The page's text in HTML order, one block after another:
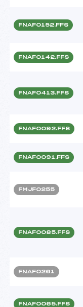
FNAF0152.FFS
FNAF0142.FFS
FNAF0413.FFS
FNAF0092.FFS
FNAF0091.FFS
FMJF0255
FNAF0085.FFS
FNAF0261
FNAF0065.FFS